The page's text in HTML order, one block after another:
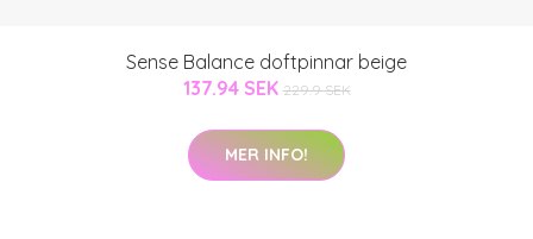
Sense Balance doftpinnar beige
137.94 SEK 229.9 SEK
MER INFO!